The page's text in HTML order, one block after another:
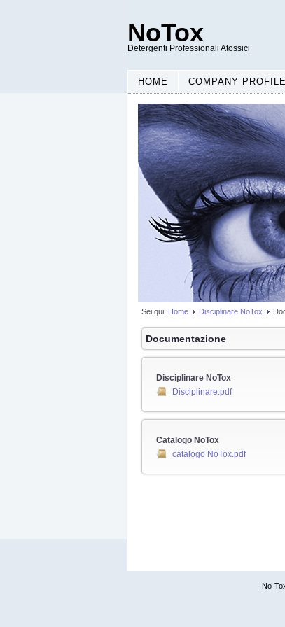
NoTox
Detergenti Professionali Atossici
HOME COMPANY PROFILE
Sei qui: Home Disciplinare NoTox
Documentazione
Disciplinare NoTox
Disciplinare.pdf
Catalogo NoTox
catalogo NoTox.pdf
No-